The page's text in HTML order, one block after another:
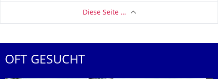
Diese Seite …
OFT GESUCHT